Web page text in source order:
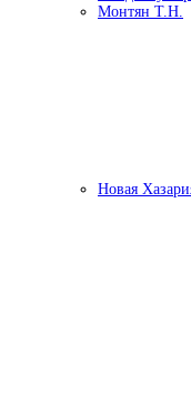
Монтян Т.Н.
Новая